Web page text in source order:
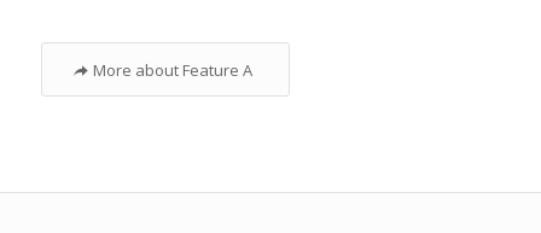
More about Feature A